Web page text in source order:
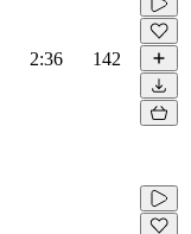
2:36 142